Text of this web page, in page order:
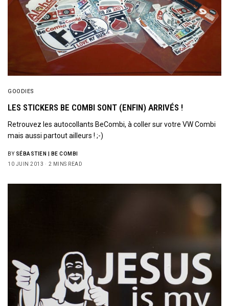
GOODIES
LES STICKERS BE COMBI SONT (ENFIN) ARRIVÉS !
Retrouvez les autocollants BeCombi, à coller sur votre VW Combi
mais aussi partout ailleurs ! ;-)
BY SÉBASTIEN | BE COMBI
10 JUIN 2013
2 MINS READ